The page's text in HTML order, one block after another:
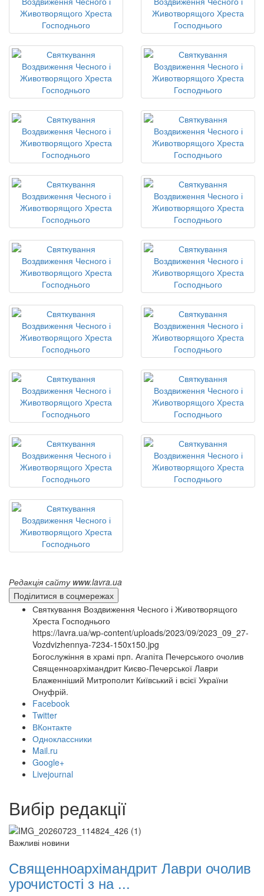
Редакція сайту www.lavra.ua
Поділитися в соцмережах
Святкування Воздвиження Чесного і Животворящого
Хреста Господнього
https://lavra.ua/wp-content/uploads/2023/09/2023_09_27-
Vozdvizhennya-7234-150x150.jpg
Богослужіння в храмі прп. Агапіта Печерського очолив
Священноархімандрит Києво-Печерської Лаври
Блаженніший Митрополит Київський і всієї України
Онуфрій.
Facebook
Twitter
ВКонтакте
Одноклассники
Mail.ru
Google+
Livejournal
Вибір редакції
Важливі новини
Священноархімандрит Лаври очолив
урочистості з на ...